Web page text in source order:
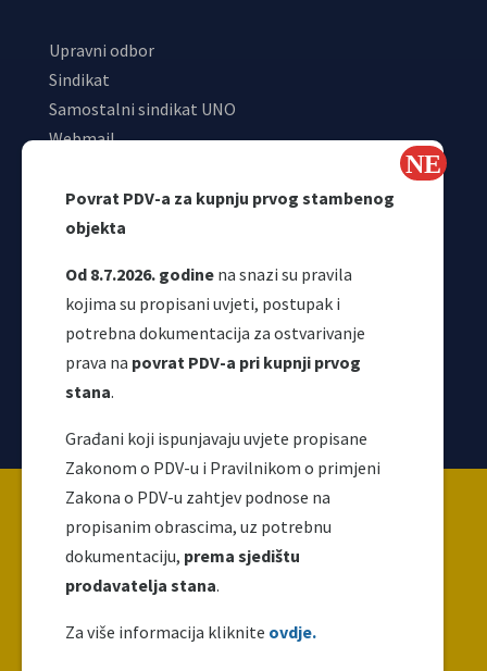
Povrat PDV-a za kupnju prvog stambenog
objekta
Od 8.7.2026. godine na snazi su pravila
kojima su propisani uvjeti, postupak i
potrebna dokumentacija za ostvarivanje
prava na povrat PDV-a pri kupnji prvog
stana.
Građani koji ispunjavaju uvjete propisane
Zakonom o PDV-u i Pravilnikom o primjeni
Zakona o PDV-u zahtjev podnose na
propisanim obrascima, uz potrebnu
dokumentaciju, prema sjedištu
prodavatelja stana.
Za više informacija kliknite ovdje.
Upravni odbor
Sindikat
Samostalni sindikat UNO
Webmail
Korisni linkovi
Copyright ©2026 Uprava za indirektno / neizravno
oporezivanje BiH
Ova web stranica napravljena je i održava se uz
finansijsku podršku Evropske unije. Za njen sadržaj